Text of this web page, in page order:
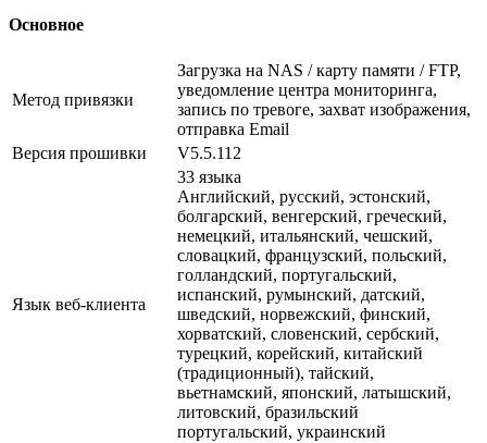
Основное
Метод привязки
Загрузка на NAS / карту памяти / FTP,
уведомление центра мониторинга,
запись по тревоге, захват изображения,
отправка Email
Версия прошивки
V5.5.112
Язык веб-клиента
33 языка
Английский, русский, эстонский,
болгарский, венгерский, греческий,
немецкий, итальянский, чешский,
словацкий, французский, польский,
голландский, португальский,
испанский, румынский, датский,
шведский, норвежский, финский,
хорватский, словенский, сербский,
турецкий, корейский, китайский
(традиционный), тайский,
вьетнамский, японский, латышский,
литовский, бразильский
португальский, украинский